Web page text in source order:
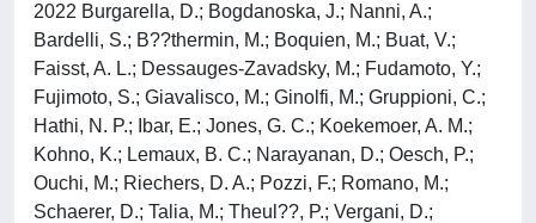
2022 Burgarella, D.; Bogdanoska, J.; Nanni, A.;
Bardelli, S.; B??thermin, M.; Boquien, M.; Buat, V.;
Faisst, A. L.; Dessauges-Zavadsky, M.; Fudamoto, Y.;
Fujimoto, S.; Giavalisco, M.; Ginolfi, M.; Gruppioni, C.;
Hathi, N. P.; Ibar, E.; Jones, G. C.; Koekemoer, A. M.;
Kohno, K.; Lemaux, B. C.; Narayanan, D.; Oesch, P.;
Ouchi, M.; Riechers, D. A.; Pozzi, F.; Romano, M.;
Schaerer, D.; Talia, M.; Theul??, P.; Vergani, D.;